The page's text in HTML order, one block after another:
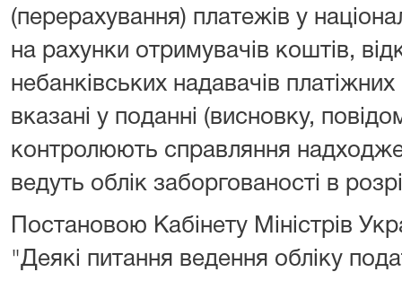
(перерахування) платежів у
на рахунки отримувачів коштів,
небанківських надавачів
вказані у поданні (висновку,
контролюють справляння
ведуть облік заборгованості в
Постановою Кабінету Міністрів
"Деякі питання ведення обліку